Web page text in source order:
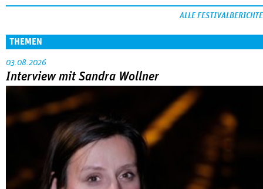
ALLE FESTIVALBERICHTE
THEMEN
03.08.2026
Interview mit Sandra Wollner